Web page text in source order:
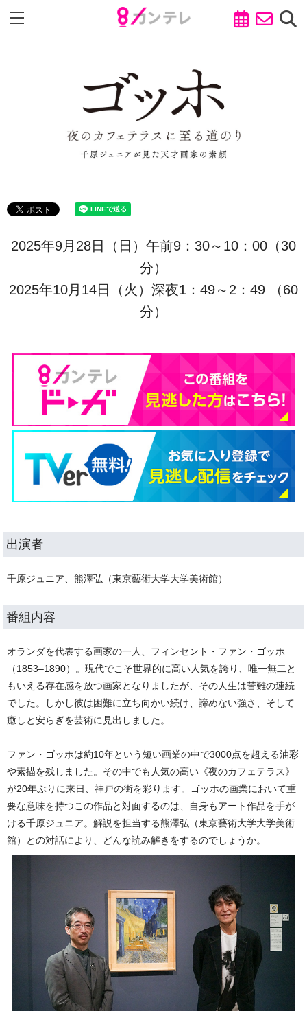
2025年9月28日（日）午前9：30～10：00（30
分）
2025年10月14日（火）深夜1：49～2：49 （60
分）
出演者
千原ジュニア、熊澤弘（東京藝術大学大学美術館）
番組内容
オランダを代表する画家の一人、フィンセント・ファン・ゴッホ
（1853–1890）。現代でこそ世界的に高い人気を誇り、唯一無二と
もいえる存在感を放つ画家となりましたが、その人生は苦難の連続
でした。しかし彼は困難に立ち向かい続け、諦めない強さ、そして
癒しと安らぎを芸術に見出しました。
ファン・ゴッホは約10年という短い画業の中で3000点を超える油彩
や素描を残しました。その中でも人気の高い《夜のカフェテラス》
が20年ぶりに来日、神戸の街を彩ります。ゴッホの画業において重
要な意味を持つこの作品と対面するのは、自身もアート作品を手が
ける千原ジュニア。解説を担当する熊澤弘（東京藝術大学大学美術
館）との対話により、どんな読み解きをするのでしょうか。